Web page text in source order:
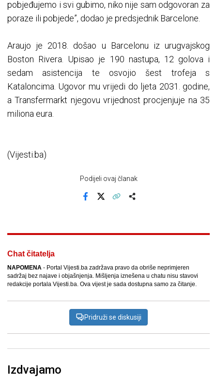
pobjeđujemo i svi gubimo, niko nije sam odgovoran za
poraze ili pobjede”, dodao je predsjednik Barcelone.
Araujo je 2018. došao u Barcelonu iz urugvajskog
Boston Rivera. Upisao je 190 nastupa, 12 golova i
sedam asistencija te osvojio šest trofeja s
Kataloncima. Ugovor mu vrijedi do ljeta 2031. godine,
a Transfermarkt njegovu vrijednost procjenjuje na 35
miliona eura.
(Vijesti.ba)
Podijeli ovaj članak
Chat čitatelja
NAPOMENA - Portal Vijesti.ba zadržava pravo da obriše neprimjeren
sadržaj bez najave i objašnjenja. Mišljenja iznešena u chatu nisu stavovi
redakcije portala Vijesti.ba. Ova vijest je sada dostupna samo za čitanje.
Pridruži se diskusiji
Izdvajamo